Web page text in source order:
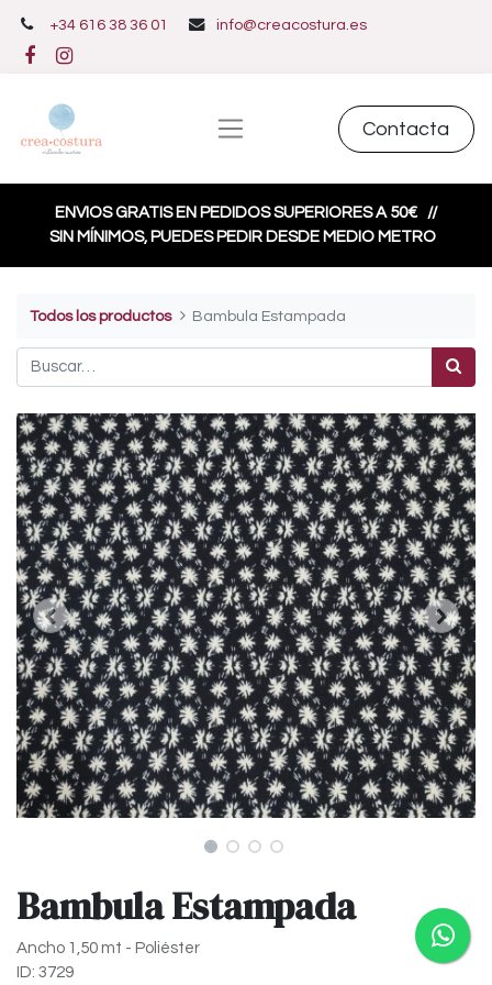
+34 616 38 36 01 info@creacostura.es
Contacta
ENVIOS GRATIS EN PEDIDOS SUPERIORES A 50€ //
SIN MÍNIMOS, PUEDES PEDIR DESDE MEDIO METRO
Todos los productos Bambula Estampada
Bambula Estampada
Ancho 1,50 mt - Poliéster
ID: 3729